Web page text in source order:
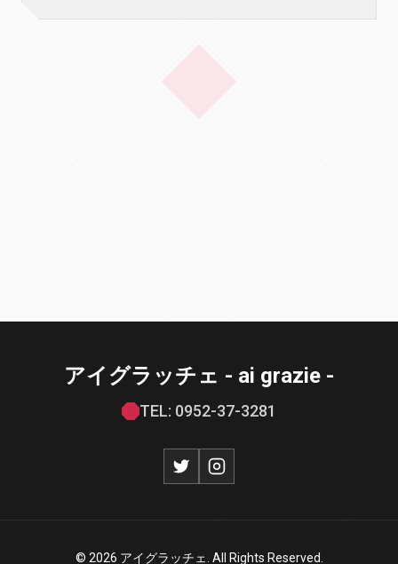
アイグラッチェ - ai grazie -
TEL: 0952-37-3281
© 2026 アイグラッチェ. All Rights Reserved.